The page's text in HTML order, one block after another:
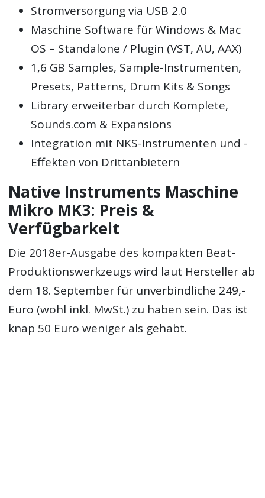
Stromversorgung via USB 2.0
Maschine Software für Windows & Mac
OS – Standalone / Plugin (VST, AU, AAX)
1,6 GB Samples, Sample-Instrumenten,
Presets, Patterns, Drum Kits & Songs
Library erweiterbar durch Komplete,
Sounds.com & Expansions
Integration mit NKS-Instrumenten und -
Effekten von Drittanbietern
Native Instruments Maschine
Mikro MK3: Preis &
Verfügbarkeit
Die 2018er-Ausgabe des kompakten Beat-
Produktionswerkzeugs wird laut Hersteller ab
dem 18. September für unverbindliche 249,-
Euro (wohl inkl. MwSt.) zu haben sein. Das ist
knap 50 Euro weniger als gehabt.